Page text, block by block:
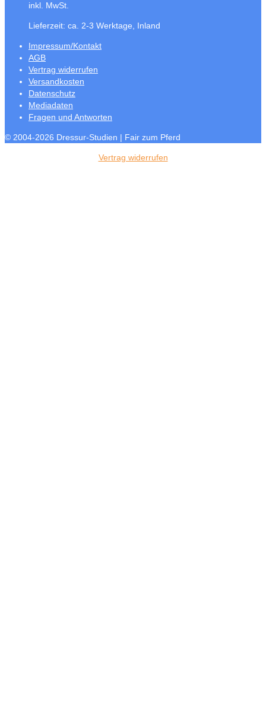
inkl. MwSt.
Lieferzeit: ca. 2-3 Werktage, Inland
Impressum/Kontakt
AGB
Vertrag widerrufen
Versandkosten
Datenschutz
Mediadaten
Fragen und Antworten
© 2004-2026 Dressur-Studien | Fair zum Pferd
Vertrag widerrufen